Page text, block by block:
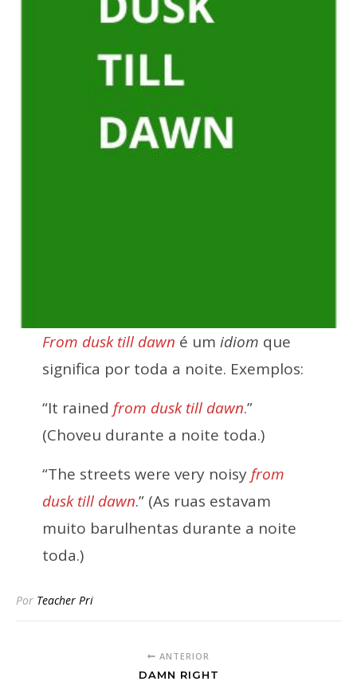
From dusk till dawn é um idiom que
significa por toda a noite. Exemplos:
“It rained from dusk till dawn.”
(Choveu durante a noite toda.)
“The streets were very noisyfrom
dusk till dawn.” (As ruas estavam
muito barulhentas durante a noite
toda.)
Por Teacher Pri
ANTERIOR
DAMN RIGHT